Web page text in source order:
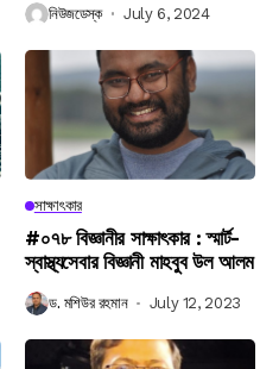
নিউজডেস্ক July 6, 2024
সাক্ষাৎকার
#০৭৮ বিজ্ঞানীর সাক্ষাৎকার : স্মার্ট-
স্বাস্থ্যসেবার বিজ্ঞানী মাহবুব উল আলম
ড. মশিউর রহমান July 12, 2023